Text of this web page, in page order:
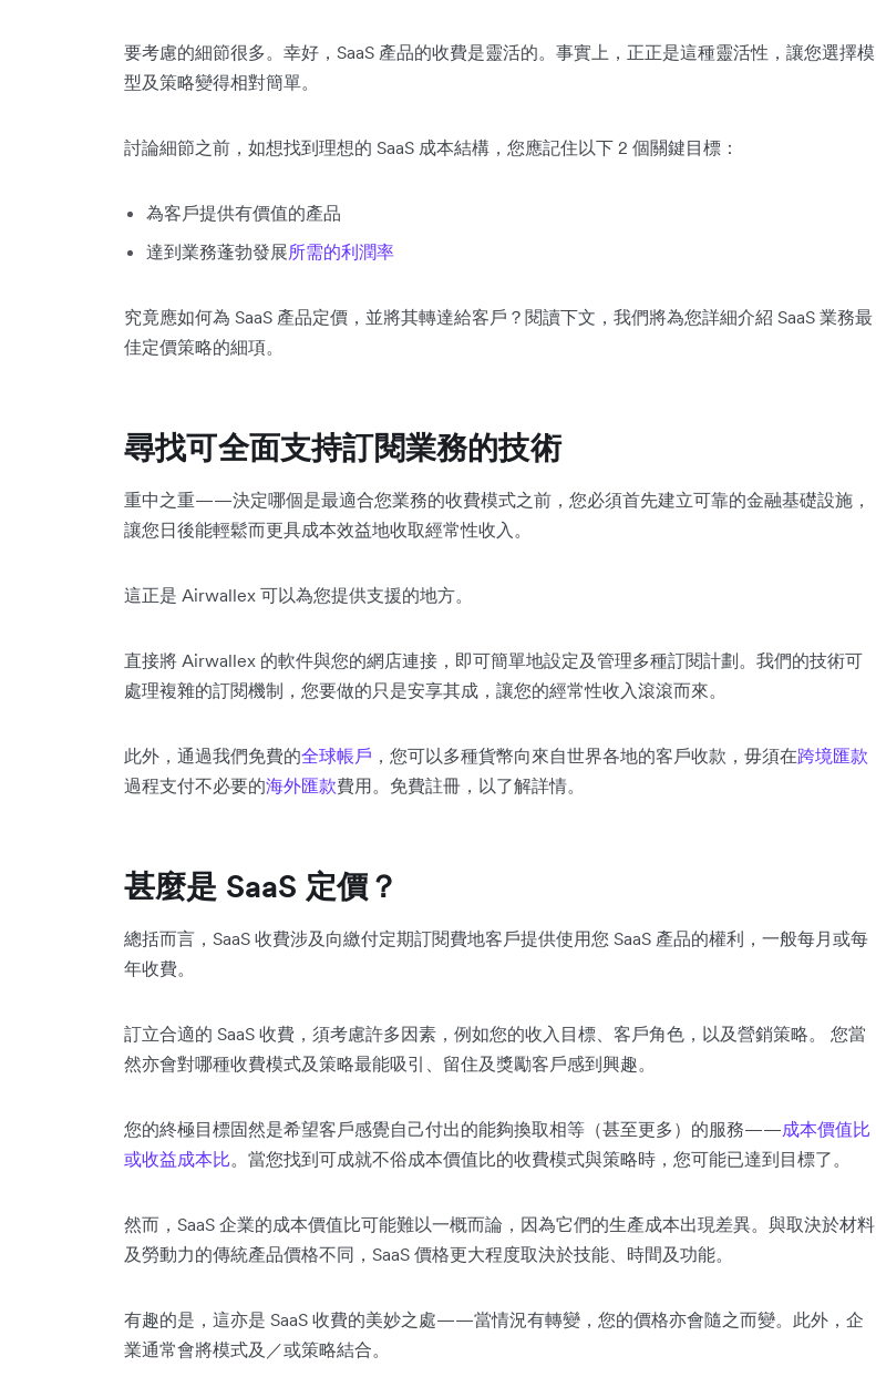
要考慮的細節很多。幸好，SaaS 產品的收費是靈活的。事實上，正正是這種靈活性，讓您選擇模
型及策略變得相對簡單。
討論細節之前，如想找到理想的 SaaS 成本結構，您應記住以下 2 個關鍵目標：
為客戶提供有價值的產品
達到業務蓬勃發展所需的利潤率
究竟應如何為 SaaS 產品定價，並將其轉達給客戶？閱讀下文，我們將為您詳細介紹 SaaS 業務最
佳定價策略的細項。
尋找可全面支持訂閱業務的技術
重中之重——決定哪個是最適合您業務的收費模式之前，您必須首先建立可靠的金融基礎設施，
讓您日後能輕鬆而更具成本效益地收取經常性收入。
這正是 Airwallex 可以為您提供支援的地方。
直接將 Airwallex 的軟件與您的網店連接，即可簡單地設定及管理多種訂閱計劃。我們的技術可
處理複雜的訂閱機制，您要做的只是安享其成，讓您的經常性收入滾滾而來。
此外，通過我們免費的全球帳戶 ，您可以多種貨幣向來自世界各地的客戶收款，毋須在跨境匯款
過程支付不必要的海外匯款費用。免費註冊，以了解詳情。
甚麼是 SaaS 定價？
總括而言，SaaS 收費涉及向繳付定期訂閱費地客戶提供使用您 SaaS 產品的權利，一般每月或每
年收費。
訂立合適的 SaaS 收費，須考慮許多因素，例如您的收入目標、客戶角色，以及營銷策略。 您當
然亦會對哪種收費模式及策略最能吸引、留住及獎勵客戶感到興趣。
您的終極目標固然是希望客戶感覺自己付出的能夠換取相等（甚至更多）的服務——成本價值比
或收益成本比。當您找到可成就不俗成本價值比的收費模式與策略時，您可能已達到目標了。
然而，SaaS 企業的成本價值比可能難以一概而論，因為它們的生產成本出現差異。與取決於材料
及勞動力的傳統產品價格不同，SaaS 價格更大程度取決於技能、時間及功能。
有趣的是，這亦是 SaaS 收費的美妙之處——當情況有轉變，您的價格亦會隨之而變。此外，企
業通常會將模式及／或策略結合。